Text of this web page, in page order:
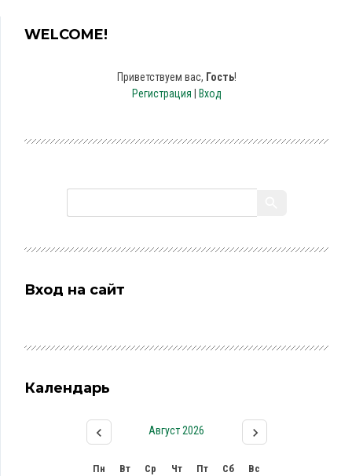
WELCOME!
Приветствуем вас, Гость!
Регистрация
Вход
Вход на сайт
Календарь
Август 2026
Пн Вт Ср Чт Пт Сб Вс